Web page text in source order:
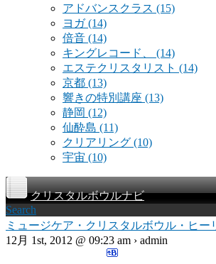
アドバンスクラス (15)
ヨガ(14)
倍音 (14)
キングレコード、 (14)
エステクリスタリスト (14)
京都 (13)
響きの特別講座 (13)
静岡 (12)
仙酔島 (11)
クリアリング (10)
宇宙 (10)
クリスタルボウルナビ
Search
ミュージケア・クリスタルボウル・ヒー
12月 1st, 2012 @ 09:23 am › admin